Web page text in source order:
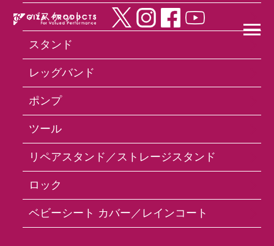
バスケット
スタンド
レッグバンド
ポンプ
ツール
リペアスタンド／ストレージスタンド
ロック
ベビーシート カバー／レインコート
Products